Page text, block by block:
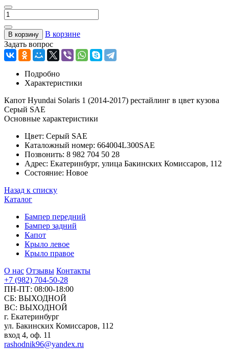
В корзину
В корзине
Задать вопрос
Подробно
Характеристики
Капот Hyundai Solaris 1 (2014-2017) рестайлинг в цвет кузова
Серый SAE
Основные характеристики
Цвет: Серый SAE
Каталожный номер: 664004L300SAE
Позвонить: 8 982 704 50 28
Адрес: Екатеринбург, улица Бакинских Комиссаров, 112
Состояние: Новое
Назад к списку
Каталог
Бампер передний
Бампер задний
Капот
Крыло левое
Крыло правое
О нас Отзывы Контакты
+7 (982) 704-50-28
ПН-ПТ: 08:00-18:00
СБ: ВЫХОДНОЙ
ВС: ВЫХОДНОЙ
г. Екатеринбург
ул. Бакинских Комиссаров, 112
вход 4, оф. 11
rashodnik96@yandex.ru